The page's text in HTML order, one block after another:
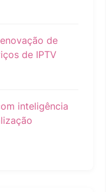
de
de IPTV
inteligência